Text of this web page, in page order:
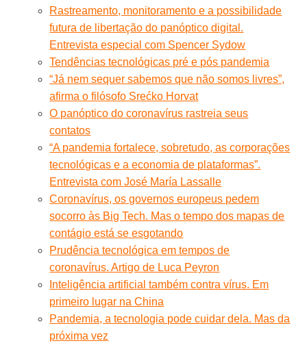
Rastreamento, monitoramento e a possibilidade
futura de libertação do panóptico digital.
Entrevista especial com Spencer Sydow
Tendências tecnológicas pré e pós pandemia
“Já nem sequer sabemos que não somos livres”,
afirma o filósofo Srećko Horvat
O panóptico do coronavírus rastreia seus
contatos
“A pandemia fortalece, sobretudo, as corporações
tecnológicas e a economia de plataformas”.
Entrevista com José María Lassalle
Coronavírus, os governos europeus pedem
socorro às Big Tech. Mas o tempo dos mapas de
contágio está se esgotando
Prudência tecnológica em tempos de
coronavírus. Artigo de Luca Peyron
Inteligência artificial também contra vírus. Em
primeiro lugar na China
Pandemia, a tecnologia pode cuidar dela. Mas da
próxima vez